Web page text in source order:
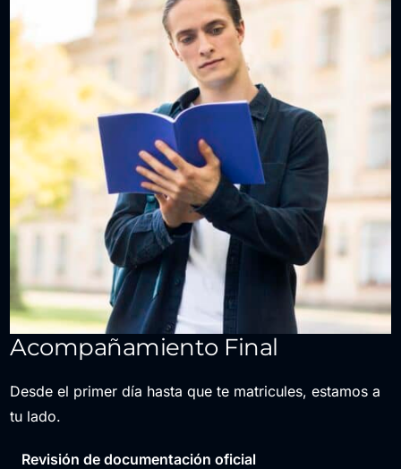
Acompañamiento Final
Desde el primer día hasta que te matricules, estamos a
tu lado.
Revisión de documentación oficial